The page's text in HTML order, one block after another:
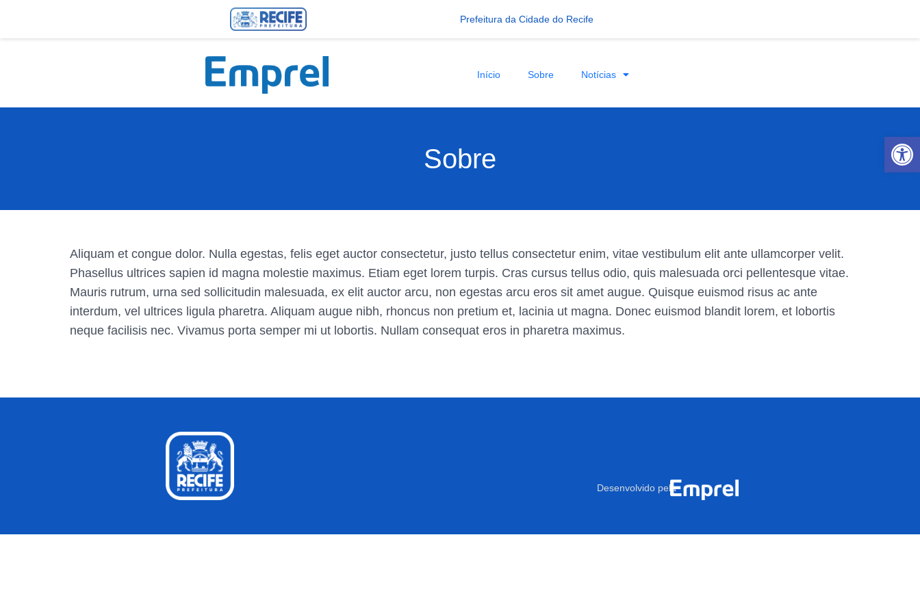
Abrir
Prefeitura da Cidade do Recife
Início Sobre Notícias
Sobre
Aliquam et congue dolor. Nulla egestas, felis eget auctor consectetur, justo tellus consectetur enim, vitae vestibulum elit ante ullamcorper velit.
Phasellus ultrices sapien id magna molestie maximus. Etiam eget lorem turpis. Cras cursus tellus odio, quis malesuada orci pellentesque vitae.
Mauris rutrum, urna sed sollicitudin malesuada, ex elit auctor arcu, non egestas arcu eros sit amet augue. Quisque euismod risus ac ante
interdum, vel ultrices ligula pharetra. Aliquam augue nibh, rhoncus non pretium et, lacinia ut magna. Donec euismod blandit lorem, et lobortis
neque facilisis nec. Vivamus porta semper mi ut lobortis. Nullam consequat eros in pharetra maximus.
Desenvolvido pela